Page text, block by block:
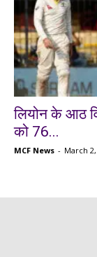
लियोन के आठ
को 76...
MCF News - March 2,